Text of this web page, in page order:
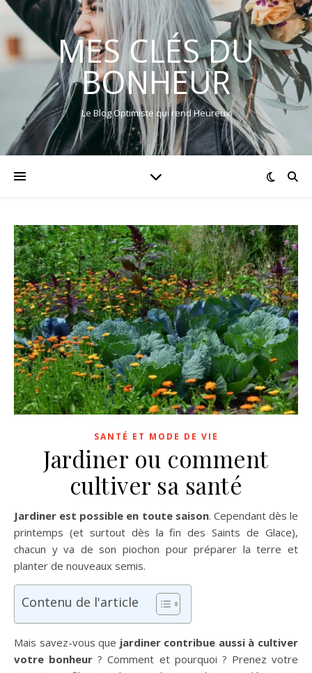
MES CLÉS DU
BONHEUR
Le Blog Optimiste qui rend Heureux
SANTÉ ET MODE DE VIE
Jardiner ou comment
cultiver sa santé
Jardiner est possible en toute saison. Cependant dès le
printemps (et surtout dès la fin des Saints de Glace),
chacun y va de son piochon pour préparer la terre et
planter de nouveaux semis.
Contenu de l'article
Mais savez-vous que jardiner contribue aussi à cultiver
votre bonheur ? Comment et pourquoi ? Prenez votre